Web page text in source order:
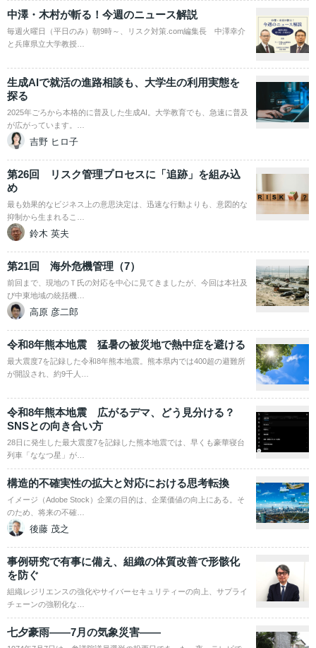
中澤・木村が斬る！今週のニュース解説
毎週火曜日（平日のみ）朝9時～、リスク対策.com編集長 中澤幸介
と兵庫県立大学教授…
生成AIで就活の進路相談も、大学生の利用実態を
探る
2025年ごろから本格的に普及した生成AI。大学教育でも、急速に普及
が広がっています。…
吉野 ヒロ子
第26回 リスク管理プロセスに「追跡」を組み込
め
最も効果的なビジネス上の意思決定は、迅速な行動よりも、意図的な
抑制から生まれるこ…
鈴木 英夫
第21回 海外危機管理（7）
前回まで、現地のＴ氏の対応を中心に見てきましたが、今回は本社及
び中東地域の統括機…
高原 彦二郎
令和8年熊本地震 猛暑の被災地で熱中症を避ける
最大震度7を記録した令和8年熊本地震。熊本県内では400超の避難所
が開設され、約9千人…
令和8年熊本地震 広がるデマ、どう見分ける？
SNSとの向き合い方
28日に発生した最大震度7を記録した熊本地震では、早くも豪華寝台
列車「ななつ星」が…
構造的不確実性の拡大と対応における思考転換
イメージ（Adobe Stock）企業の目的は、企業価値の向上にある。そ
のため、将来の不確…
後藤 茂之
事例研究で有事に備え、組織の体質改善で形骸化
を防ぐ
組織レジリエンスの強化やサイバーセキュリティーの向上、サプライ
チェーンの強靭化な…
七夕豪雨――7月の気象災害――